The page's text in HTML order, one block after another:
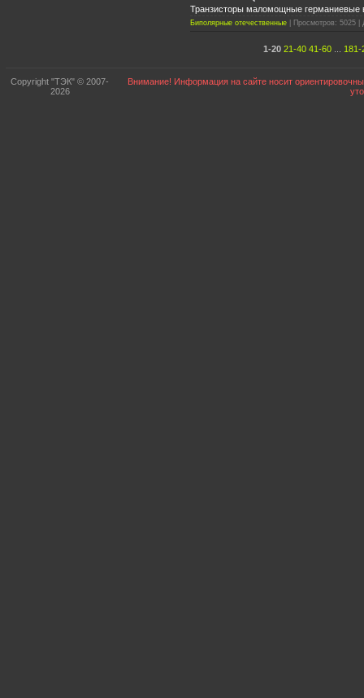
Транзисторы маломощные германиевые
Биполярные отечественные | Просмотров: 5025 |
1-20 21-40 41-60 181-
Copyright "ТЭК" © 2007-
2026
Внимание! Информация на сайте носит